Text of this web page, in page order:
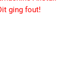
ging fout!